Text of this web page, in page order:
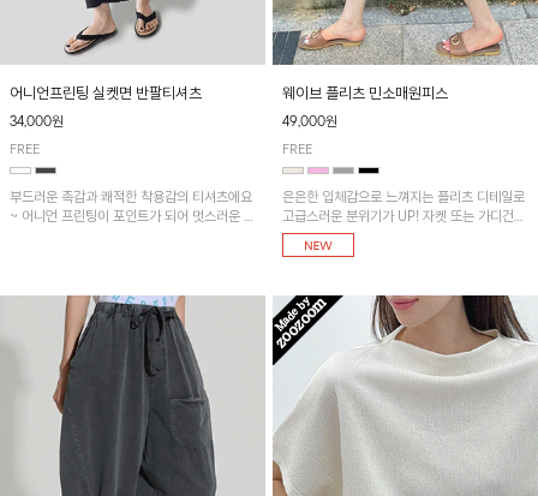
어니언프린팅 실켓면 반팔티셔츠
34,000원
FREE
부드러운 촉감과 쾌적한 착용감의 티셔츠에요
~ 어니언 프린팅이 포인트가 되어 멋스러운 아
웨이브 플리츠 민소매원피스
49,000원
FREE
은은한 입체감으로 느껴지는 플리츠 디테일로
고급스러운 분위기가 UP! 자켓 또는 가디건과
같이 매치해도 잘 어울린답니다!